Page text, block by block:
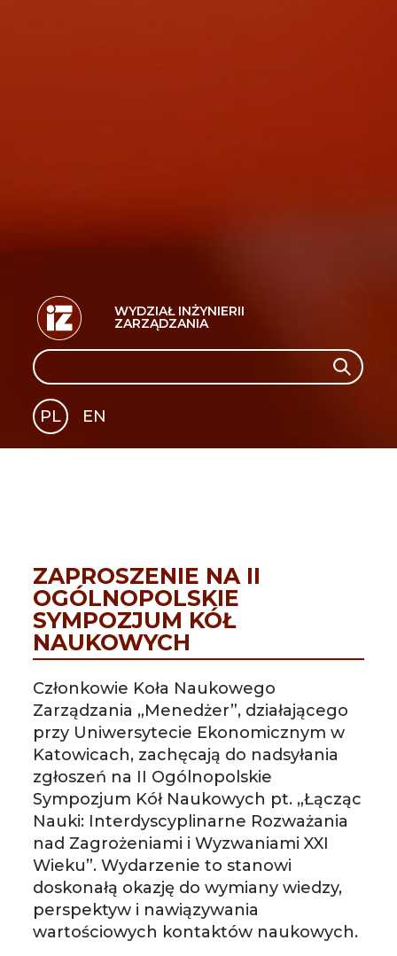
WYDZIAŁ INŻYNIERII
ZARZĄDZANIA
Search Search
PL
EN
ZAPROSZENIE NA II
OGÓLNOPOLSKIE
SYMPOZJUM KÓŁ
NAUKOWYCH
Członkowie Koła Naukowego
Zarządzania „Menedżer”, działającego
przy Uniwersytecie Ekonomicznym w
Katowicach, zachęcają do nadsyłania
zgłoszeń na II Ogólnopolskie
Sympozjum Kół Naukowych pt. „Łącząc
Nauki: Interdyscyplinarne Rozważania
nad Zagrożeniami i Wyzwaniami XXI
Wieku”. Wydarzenie to stanowi
doskonałą okazję do wymiany wiedzy,
perspektyw i nawiązywania
wartościowych kontaktów naukowych.